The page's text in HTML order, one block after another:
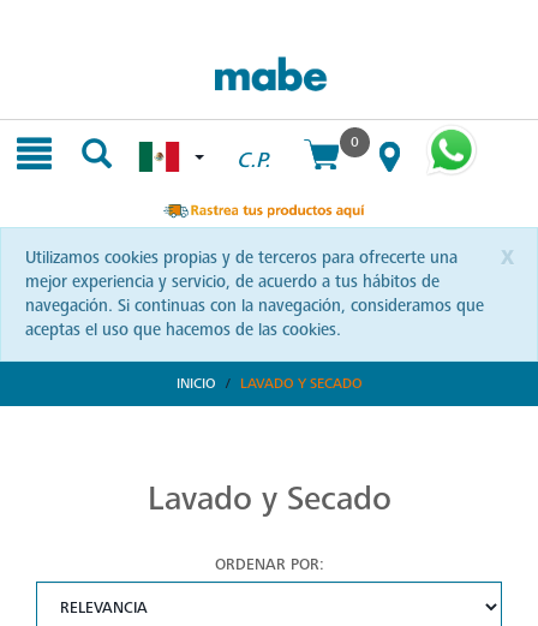
C.P.
0
x
Utilizamos cookies propias y de terceros para ofrecerte una
mejor experiencia y servicio, de acuerdo a tus hábitos de
navegación. Si continuas con la navegación, consideramos que
aceptas el uso que hacemos de las cookies.
INICIO LAVADO Y SECADO
Lavado y Secado
ORDENAR POR: